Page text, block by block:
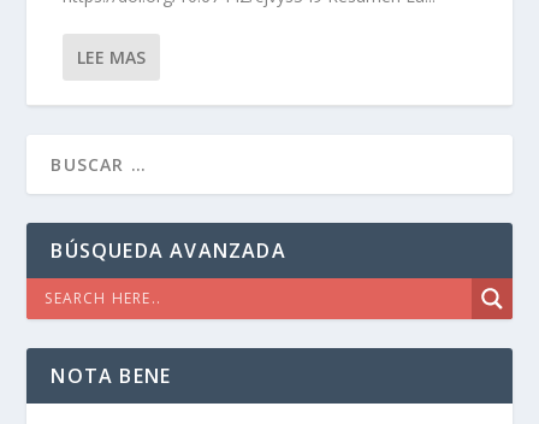
LEE MAS
BÚSQUEDA AVANZADA
NOTA BENE